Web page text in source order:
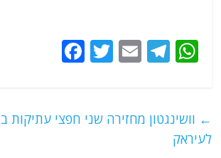
W
s
A
T
g
E
l
T
er
e ← וושינגטון מחזירה שני חפצי עתיקות
לעיראק